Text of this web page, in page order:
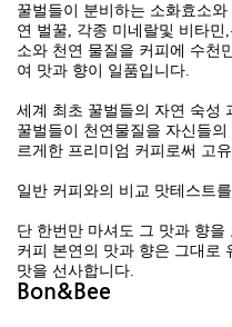
꿀벌들이 분비하는 소화효소
연 벌꿀, 각종 미네랄및 비타
소와 천연 물질을 커피에 수천
여 맛과 향이 일품입니다.
세계 최초 꿀벌들의 자연 숙성
꿀벌들이 천연물질을 자신들
르게한 프리미엄 커피로써 고
일반 커피와의 비교 맛테스트
단 한번만 마셔도 그 맛과 향
커피 본연의 맛과 향은 그대로
맛을 선사합니다.
Bon&Bee